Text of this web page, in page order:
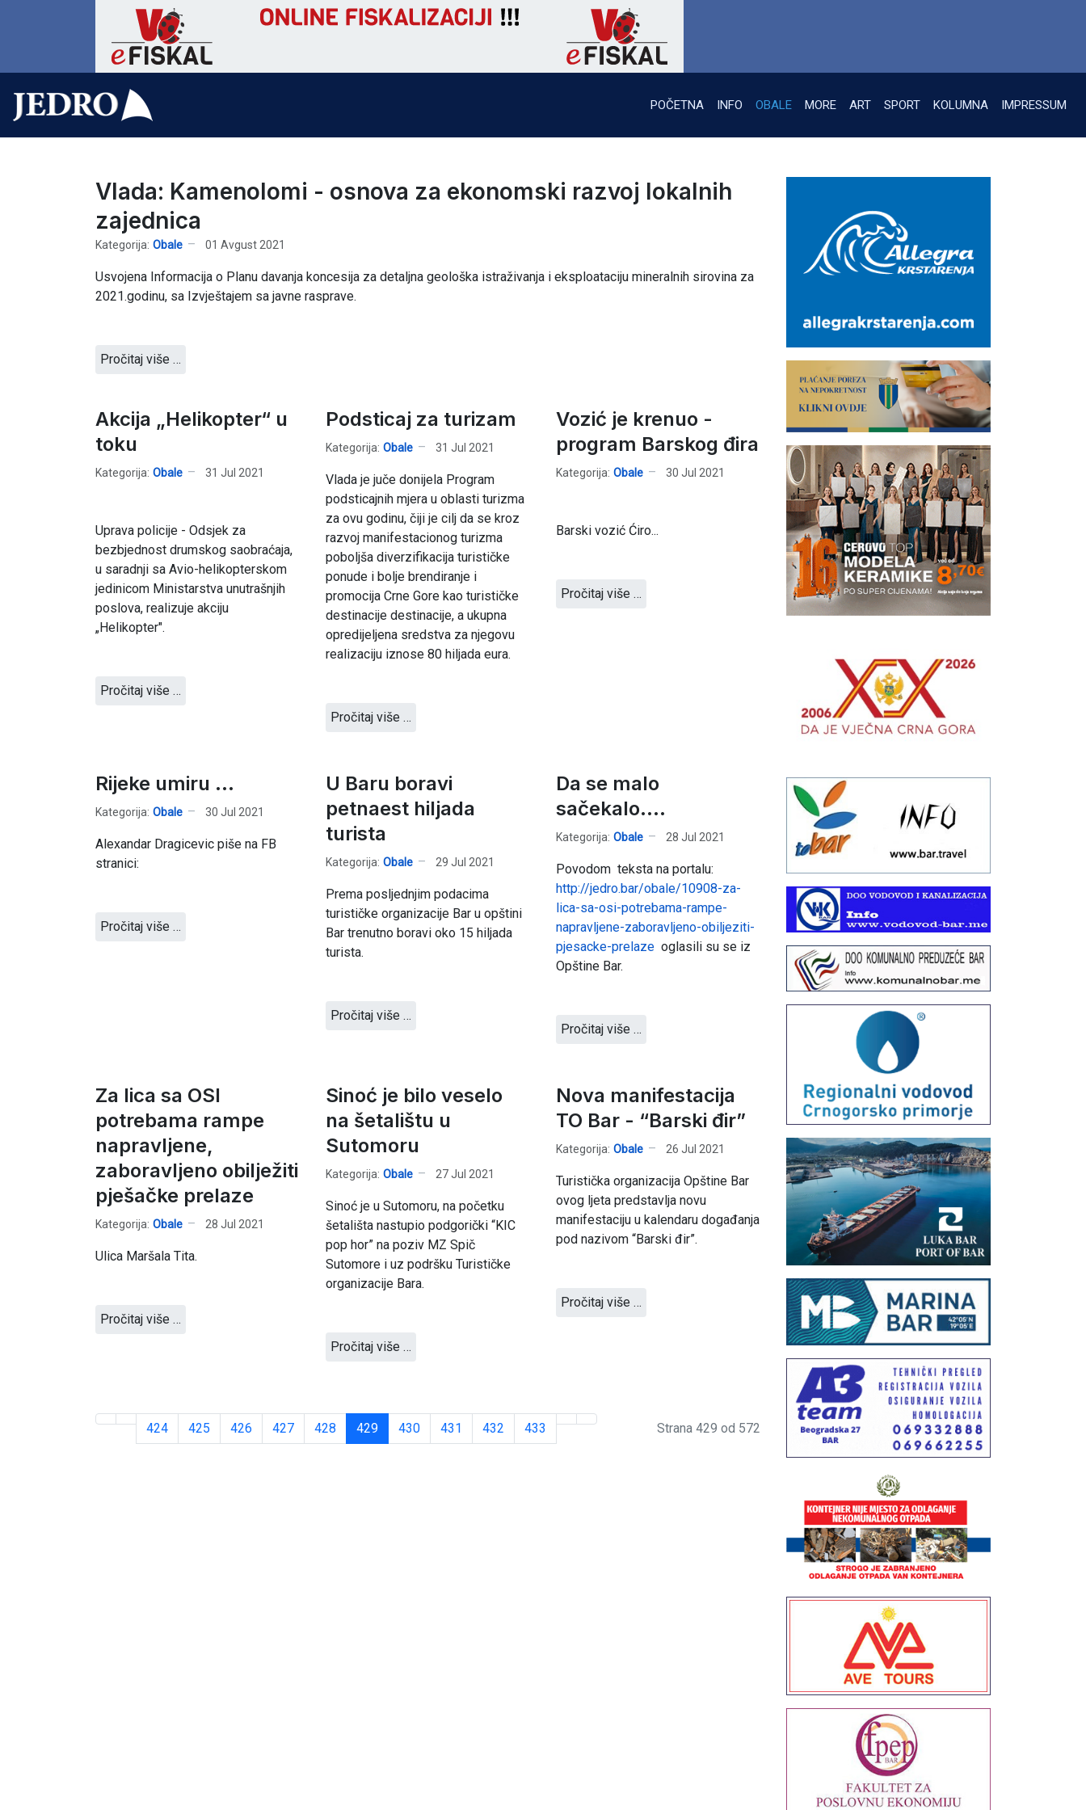
POČETNA INFO OBALE MORE ART SPORT KOLUMNA IMPRESSUM
Vlada: Kamenolomi - osnova za ekonomski razvoj lokalnih
zajednica
Kategorija: Obale 01 Avgust 2021
Usvojena Informacija o Planu davanja koncesija za detaljna geološka istraživanja i eksploataciju mineralnih sirovina za
2021.godinu, sa Izvještajem sa javne rasprave.
Pročitaj više …
Akcija „Helikopter“ u
toku
Kategorija: Obale 31 Jul 2021
Uprava policije - Odsjek za
bezbjednost drumskog saobraćaja,
u saradnji sa Avio-helikopterskom
jedinicom Ministarstva unutrašnjih
poslova, realizuje akciju
„Helikopter".
Pročitaj više …
Podsticaj za turizam
Kategorija: Obale 31 Jul 2021
Vlada je juče donijela Program
podsticajnih mjera u oblasti turizma
za ovu godinu, čiji je cilj da se kroz
razvoj manifestacionog turizma
poboljša diverzifikacija turističke
ponude i bolje brendiranje i
promocija Crne Gore kao turističke
destinacije destinacije, a ukupna
opredijeljena sredstva za njegovu
realizaciju iznose 80 hiljada eura.
Pročitaj više …
Vozić je krenuo -
program Barskog đira
Kategorija: Obale 30 Jul 2021
Barski vozić Ćiro...
Pročitaj više …
Rijeke umiru ...
Kategorija: Obale 30 Jul 2021
Alexandar Dragicevic piše na FB
stranici:
Pročitaj više …
U Baru boravi
petnaest hiljada
turista
Kategorija: Obale 29 Jul 2021
Prema posljednjim podacima
turističke organizacije Bar u opštini
Bar trenutno boravi oko 15 hiljada
turista.
Pročitaj više …
Da se malo
sačekalo....
Kategorija: Obale 28 Jul 2021
Povodom teksta na portalu:
http://jedro.bar/obale/10908-za-
lica-sa-osi-potrebama-rampe-
napravljene-zaboravljeno-obiljeziti-
pjesacke-prelazeoglasili su se iz
Opštine Bar.
Pročitaj više …
Za lica sa OSI
potrebama rampe
napravljene,
zaboravljeno obilježiti
pješačke prelaze
Kategorija: Obale 28 Jul 2021
Ulica Maršala Tita.
Pročitaj više …
Sinoć je bilo veselo
na šetalištu u
Sutomoru
Kategorija: Obale 27 Jul 2021
Sinoć je u Sutomoru, na početku
šetališta nastupio podgorički “KIC
pop hor” na poziv MZ Spič
Sutomore i uz podršku Turističke
organizacije Bara.
Pročitaj više …
Nova manifestacija
TO Bar - “Barski đir”
Kategorija: Obale 26 Jul 2021
Turistička organizacija Opštine Bar
ovog ljeta predstavlja novu
manifestaciju u kalendaru događanja
pod nazivom “Barski đir”.
Pročitaj više …
424 425 426 427 428 429 430 431 432 433 Strana 429 od 572